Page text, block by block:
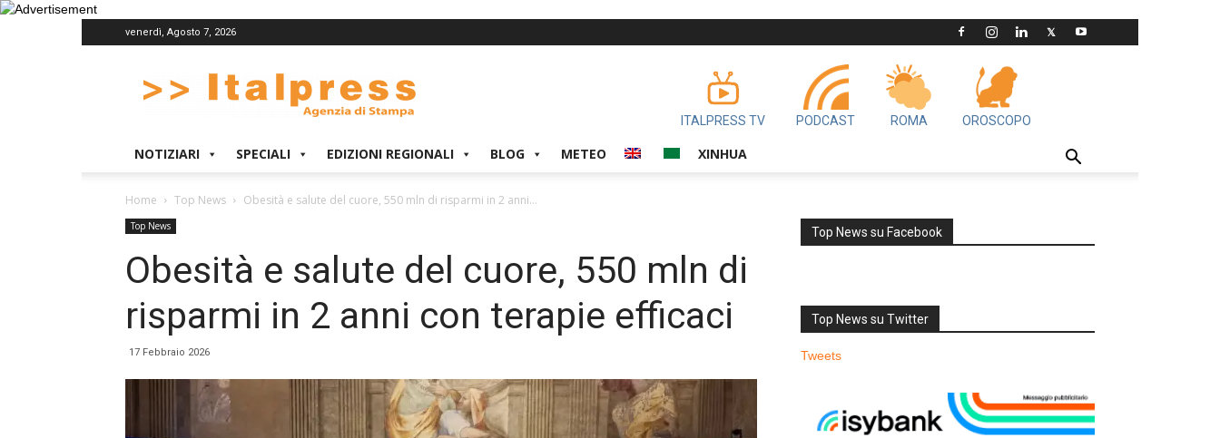
venerdì, Agosto 7, 2026
ITALPRESS TV PODCAST ROMA OROSCOPO
NOTIZIARI SPECIALI EDIZIONI REGIONALI BLOG METEO XINHUA
Home Top News Obesità e salute del cuore, 550 mln di risparmi in 2 anni...
Top News
Obesità e salute del cuore, 550 mln di
risparmi in 2 anni con terapie efficaci
17 Febbraio 2026
Top News su Facebook
Top News su Twitter
Tweets